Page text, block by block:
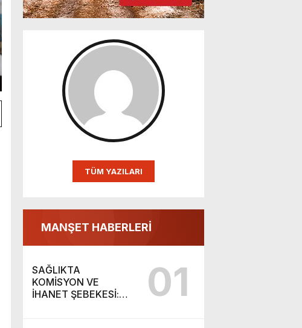
TÜM YAZILARI
MANŞET HABERLERİ
SAĞLIKTA
KOMİSYON VE
İHANET ŞEBEKESİ:
01